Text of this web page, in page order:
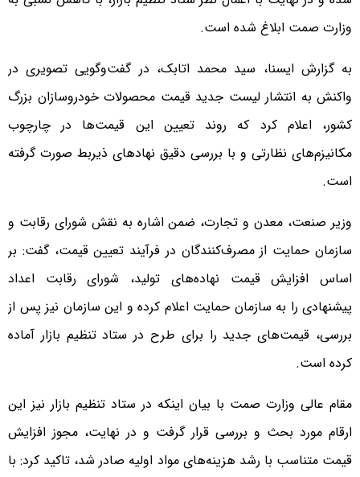
وزارت صمت ابلاغ شده است.
به گزارش ایسنا، سید محمد اتابک، در گفت‌وگویی تصویری در
واکنش به انتشار لیست جدید قیمت محصولات خودروسازان بزرگ
کشور، اعلام کرد که روند تعیین این قیمت‌ها در چارچوب
مکانیزم‌های نظارتی و با بررسی دقیق نهادهای ذیربط صورت گرفته
است.
وزیر صنعت، معدن و تجارت، ضمن اشاره به نقش شورای رقابت و
سازمان حمایت از مصرف‌کنندگان در فرآیند تعیین قیمت، گفت: بر
اساس افزایش قیمت نهاده‌های تولید، شورای رقابت اعداد
پیشنهادی را به سازمان حمایت اعلام کرده و این سازمان نیز پس از
بررسی، قیمت‌های جدید را برای طرح در ستاد تنظیم بازار آماده
کرده است.
مقام عالی وزارت صمت با بیان اینکه در ستاد تنظیم بازار نیز این
ارقام مورد بحث و بررسی قرار گرفت و در نهایت، مجوز افزایش
قیمت متناسب با رشد هزینه‌های مواد اولیه صادر شد، تاکید کرد: با